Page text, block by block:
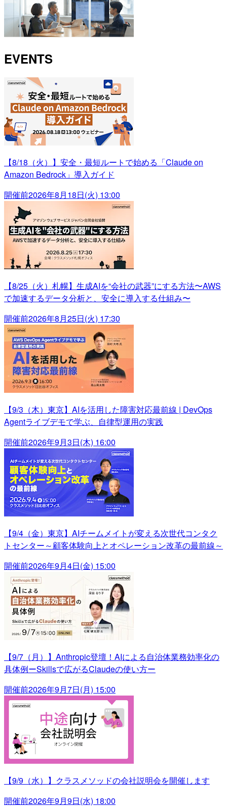
EVENTS
【8/18（火）】安全・最短ルートで始める「Claude on
Amazon Bedrock」導入ガイド
開催前2026年8月18日(火) 13:00
【8/25（火）札幌】生成AIを“会社の武器”にする方法〜AWS
で加速するデータ分析と、安全に導入する仕組み〜
開催前2026年8月25日(火) 17:30
【9/3（木）東京】AIを活用した障害対応最前線 | DevOps
Agentライブデモで学ぶ、自律型運用の実践
開催前2026年9月3日(木) 16:00
【9/4（金）東京】AIチームメイトが変える次世代コンタク
トセンター～顧客体験向上とオペレーション改革の最前線～
開催前2026年9月4日(金) 15:00
【9/7（月）】Anthropic登壇！AIによる自治体業務効率化の
具体例ーSkillsで広がるClaudeの使い方ー
開催前2026年9月7日(月) 15:00
【9/9（水）】クラスメソッドの会社説明会を開催します
開催前2026年9月9日(水) 18:00